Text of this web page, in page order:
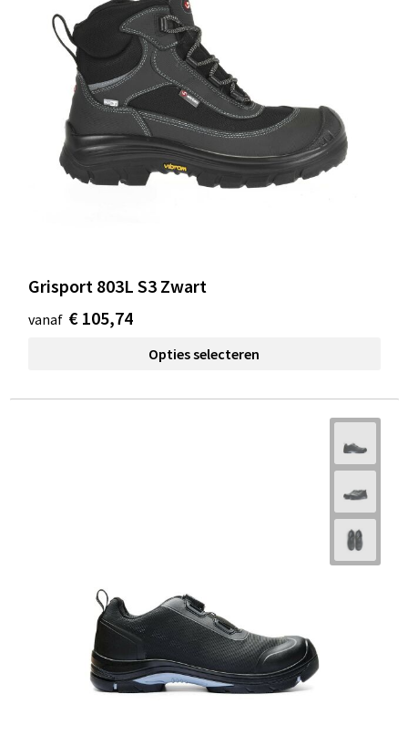
Grisport 803L S3 Zwart
vanaf € 105,74
Opties selecteren